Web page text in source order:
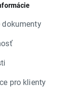
dokumenty
pro klienty